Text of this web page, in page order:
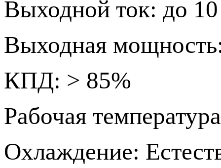
Выходной ток: до
Выходная
КПД: > 85%
Рабочая
Охлаждение: